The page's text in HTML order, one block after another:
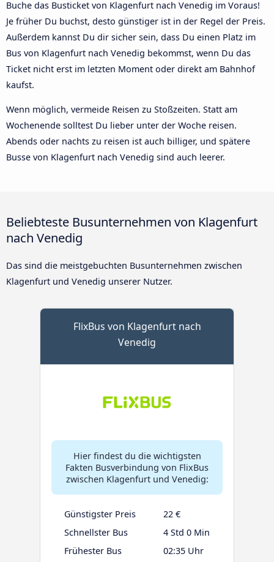
Buche das Busticket von Klagenfurt nach Venedig im Voraus!
Je früher Du buchst, desto günstiger ist in der Regel der Preis.
Außerdem kannst Du dir sicher sein, dass Du einen Platz im
Bus von Klagenfurt nach Venedig bekommst, wenn Du das
Ticket nicht erst im letzten Moment oder direkt am Bahnhof
kaufst.
Wenn möglich, vermeide Reisen zu Stoßzeiten. Statt am
Wochenende solltest Du lieber unter der Woche reisen.
Abends oder nachts zu reisen ist auch billiger, und spätere
Busse von Klagenfurt nach Venedig sind auch leerer.
Beliebteste Busunternehmen von Klagenfurt
nach Venedig
Das sind die meistgebuchten Busunternehmen zwischen
Klagenfurt und Venedig unserer Nutzer.
FlixBus von Klagenfurt nach
Venedig
Hier findest du die wichtigsten
Fakten Busverbindung von FlixBus
zwischen Klagenfurt und Venedig:
Günstigster Preis
22 €
Schnellster Bus
4 Std 0 Min
Frühester Bus
02:35 Uhr